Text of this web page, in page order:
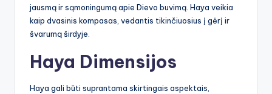
jausmą ir sąmoningumą apie Dievo buvimą. Haya veikia
kaip dvasinis kompasas, vedantis tikinčiuosius į gėrį ir
švarumą širdyje.
Haya Dimensijos
Haya gali būti suprantama skirtingais aspektais,